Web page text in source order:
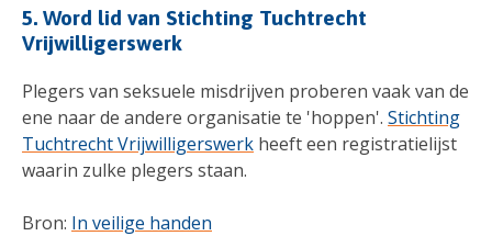
5. Word lid van Stichting Tuchtrecht
Vrijwilligerswerk
Plegers van seksuele misdrijven proberen vaak van de
ene naar de andere organisatie te 'hoppen'. Stichting
Tuchtrecht Vrijwilligerswerk heeft een registratielijst
waarin zulke plegers staan.
Bron: In veilige handen